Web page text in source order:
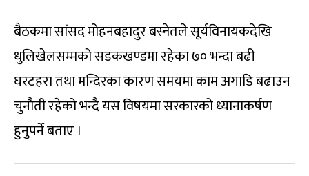
बैठकमा सांसद मोहनबहादुर बस्नेतले सूर्यविनायकदेखि
धुलिखेलसम्मको सडकखण्डमा रहेका ७० भन्दा बढी
घरटहरा तथा मन्दिरका कारण समयमा काम अगाडि बढाउन
चुनौती रहेको भन्दै यस विषयमा सरकारको ध्यानाकर्षण
हुनुपर्ने बताए ।